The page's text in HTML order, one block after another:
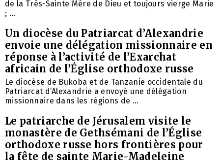
de la Très-Sainte Mère de Dieu et toujours vierge Marie
; ...
Un diocèse du Patriarcat d’Alexandrie
envoie une délégation missionnaire en
réponse à l’activité de l’Exarchat
africain de l’Église orthodoxe russe
Le diocèse de Bukoba et de Tanzanie occidentale du
Patriarcat d’Alexandrie a envoyé une délégation
missionnaire dans les régions de ...
Le patriarche de Jérusalem visite le
monastère de Gethsémani de l’Église
orthodoxe russe hors frontières pour
la fête de sainte Marie-Madeleine